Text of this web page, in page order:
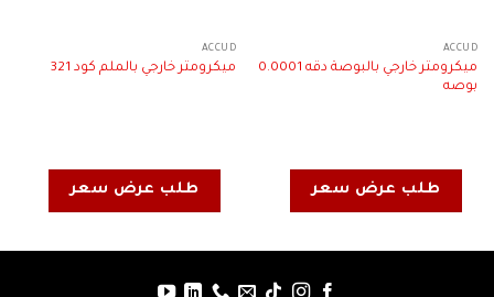
ACCUD
ميكرومتر خارجي بالبوصة دقه 0.0001
بوصه
طلب عرض سعر
ACCUD
ميكرومتر خارجي بالملم كود 321
طلب عرض سعر